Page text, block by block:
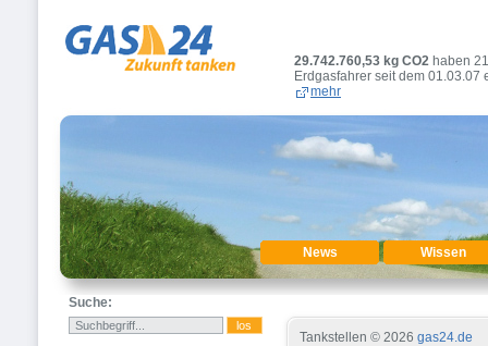
29.742.760,53 kg CO2 haben
Erdgasfahrer seit dem 01.03.07
mehr
News Wissen
Suche:
Tankstellen © 2026 gas24.de